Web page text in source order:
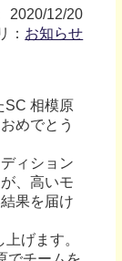
2020/12/20
： お知らせ
SC 相模原
めでとう
ィション
、高いモ
果を届け
げます。